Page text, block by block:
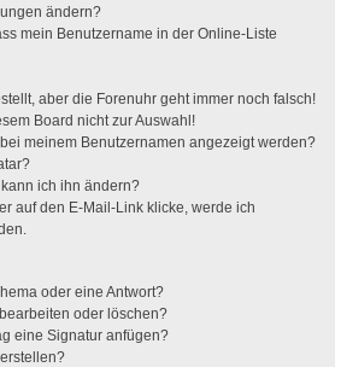
ändern?
mein Benutzername in der Online-Liste
aber die Forenuhr geht immer noch falsch!
Board nicht zur Auswahl!
meinem Benutzernamen angezeigt werden?
ich ihn ändern?
auf den E-Mail-Link klicke, werde ich
oder eine Antwort?
oder löschen?
eine Signatur anfügen?